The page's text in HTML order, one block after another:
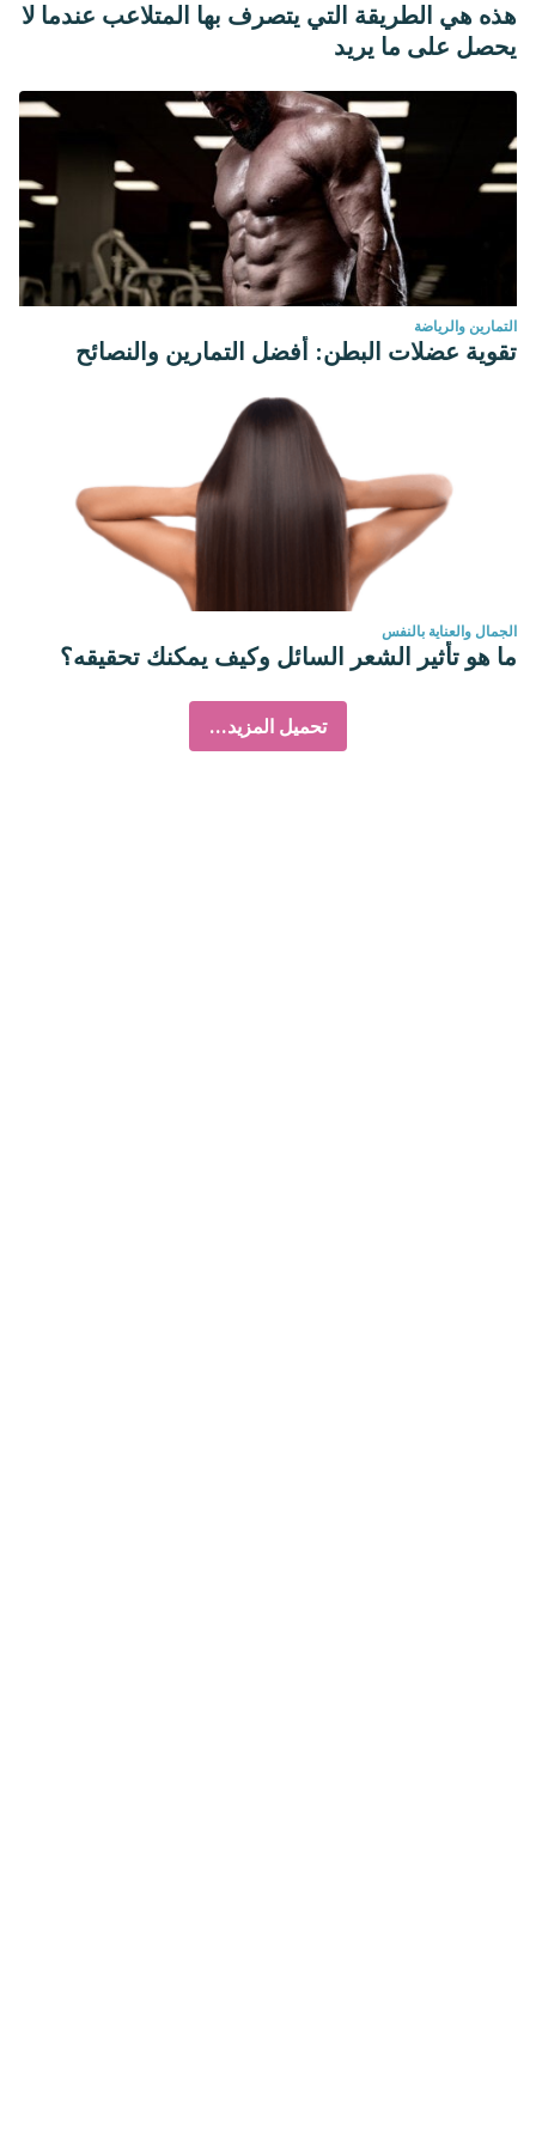
هذه هي الطريقة التي يتصرف بها المتلاعب عندما لا
يحصل على ما يريد
التمارين والرياضة
تقوية عضلات البطن: أفضل التمارين والنصائح
الجمال والعناية بالنفس
ما هو تأثير الشعر السائل وكيف يمكنك تحقيقه؟
تحميل المزيد...